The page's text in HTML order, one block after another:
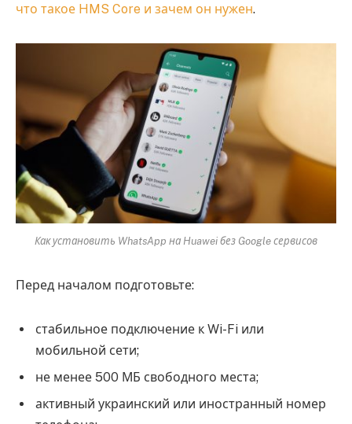
что такое HMS Core и зачем он нужен.
Как установить WhatsApp на Huawei без Google сервисов
Перед началом подготовьте:
стабильное подключение к Wi-Fi или
мобильной сети;
не менее 500 МБ свободного места;
активный украинский или иностранный номер